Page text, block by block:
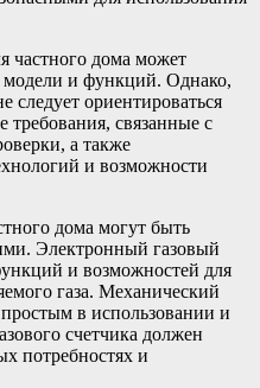
частного дома может
модели и функций. Однако,
следует ориентироваться
требования, связанные с
а также
и возможности
дома могут быть
Электронный газовый
и возможностей для
газа. Механический
простым в использовании и
счетчика должен
потребностях и